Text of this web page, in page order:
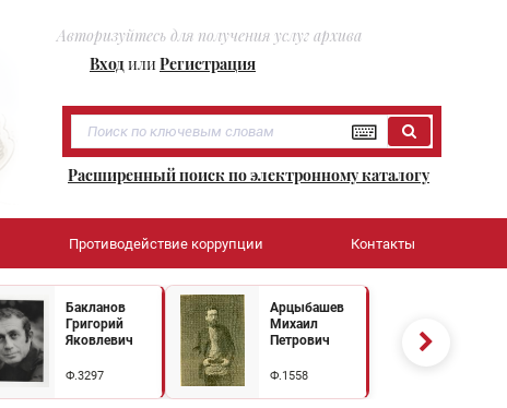
Авторизуйтесь для получения услуг архива
ВходилиРегистрация
Расширенный поиск по электронному каталогу
Противодействие коррупции Контакты
Бакланов
Григорий
Яковлевич
Ф.3297
Арцыбашев
Михаил
Петрович
Ф.1558